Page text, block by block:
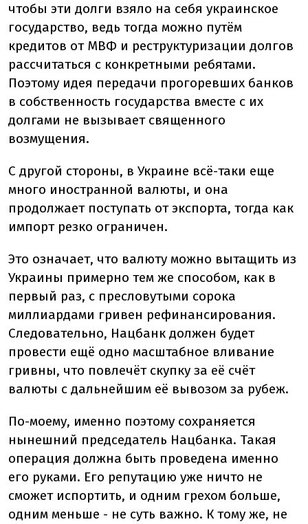
чтобы эти долги взяло на себя украинское
государство, ведь тогда можно путём
кредитов от МВФ и реструктуризации долгов
рассчитаться с конкретными ребятами.
Поэтому идея передачи прогоревших банков
в собственность государства вместе с их
долгами не вызывает священного
возмущения.
С другой стороны, в Украине всё-таки еще
много иностранной валюты, и она
продолжает поступать от экспорта, тогда как
импорт резко ограничен.
Это означает, что валюту можно вытащить из
Украины примерно тем же способом, как в
первый раз, с пресловутыми сорока
миллиардами гривен рефинансирования.
Следовательно, Нацбанк должен будет
провести ещё одно масштабное вливание
гривны, что повлечёт скупку за её счёт
валюты с дальнейшим её вывозом за рубеж.
По-моему, именно поэтому сохраняется
нынешний председатель Нацбанка. Такая
операция должна быть проведена именно
его руками. Его репутацию уже ничто не
сможет испортить, и одним грехом больше,
одним меньше - не суть важно. К тому же, не